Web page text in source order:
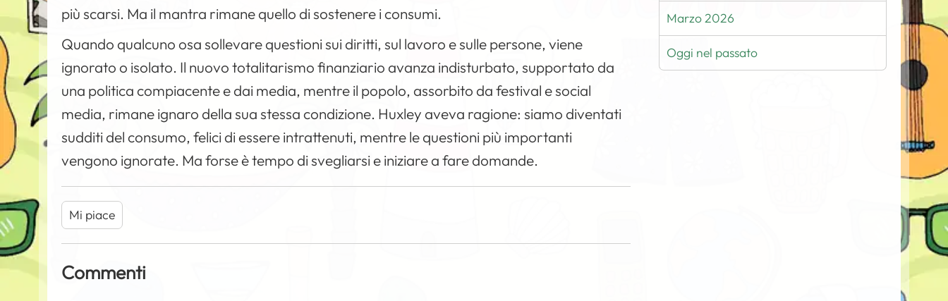
più scarsi. Ma il mantra rimane quello di sostenere i consumi.
Quando qualcuno osa sollevare questioni sui diritti, sul lavoro e sulle persone, viene
ignorato o isolato. Il nuovo totalitarismo finanziario avanza indisturbato, supportato da
una politica compiacente e dai media, mentre il popolo, assorbito da festival e social
media, rimane ignaro della sua stessa condizione. Huxley aveva ragione: siamo diventati
sudditi del consumo, felici di essere intrattenuti, mentre le questioni più importanti
vengono ignorate. Ma forse è tempo di svegliarsi e iniziare a fare domande.
Mi piace
Commenti
Marzo 2026
Oggi nel passato